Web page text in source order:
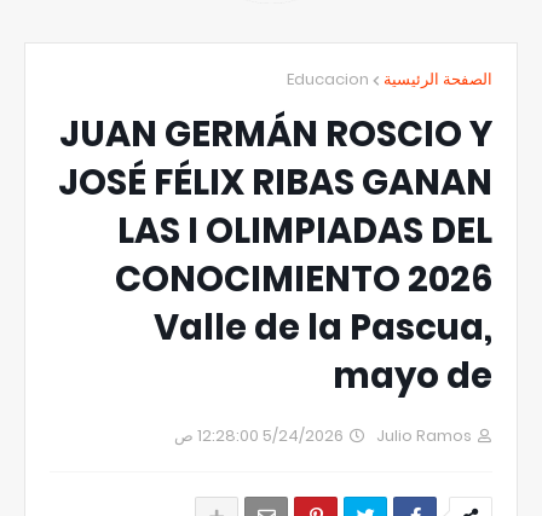
الصفحة الرئيسية Educacion
JUAN GERMÁN ROSCIO Y
JOSÉ FÉLIX RIBAS GANAN
LAS I OLIMPIADAS DEL
CONOCIMIENTO 2026
Valle de la Pascua,
mayo de
Julio Ramos 5/24/2026 12:28:00 ص